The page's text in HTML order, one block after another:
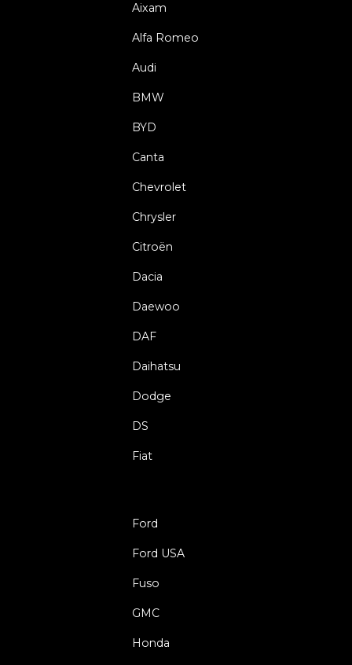
Aixam
Alfa Romeo
Audi
BMW
BYD
Canta
Chevrolet
Chrysler
Citroën
Dacia
Daewoo
DAF
Daihatsu
Dodge
DS
Fiat
Ford
Ford USA
Fuso
GMC
Honda